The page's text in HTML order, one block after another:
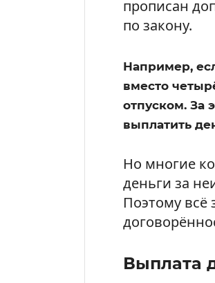
прописан
по закону.
Например,
вместо
отпуском. За
выплатить
Но многие
деньги за
Поэтому всё
Выплата